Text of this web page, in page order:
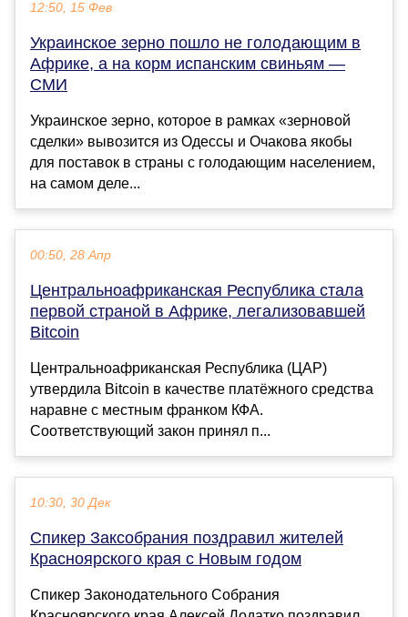
12:50, 15 Фев
Украинское зерно пошло не голодающим в
Африке, а на корм испанским свиньям —
СМИ
Украинское зерно, которое в рамках «зерновой
сделки» вывозится из Одессы и Очакова якобы
для поставок в страны с голодающим населением,
на самом деле...
00:50, 28 Апр
Центральноафриканская Республика стала
первой страной в Африке, легализовавшей
Bitcoin
Центральноафриканская Республика (ЦАР)
утвердила Bitcoin в качестве платёжного средства
наравне с местным франком КФА.
Соответствующий закон принял п...
10:30, 30 Дек
Спикер Заксобрания поздравил жителей
Красноярского края с Новым годом
Спикер Законодательного Собрания